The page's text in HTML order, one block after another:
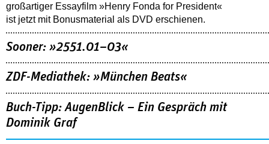
großartiger Essayfilm »Henry Fonda for President«
ist jetzt mit Bonusmaterial als DVD erschienen.
Sooner: »2551.01–03«
ZDF-Mediathek: »München Beats«
Buch-Tipp: AugenBlick – Ein Gespräch mit
Dominik Graf